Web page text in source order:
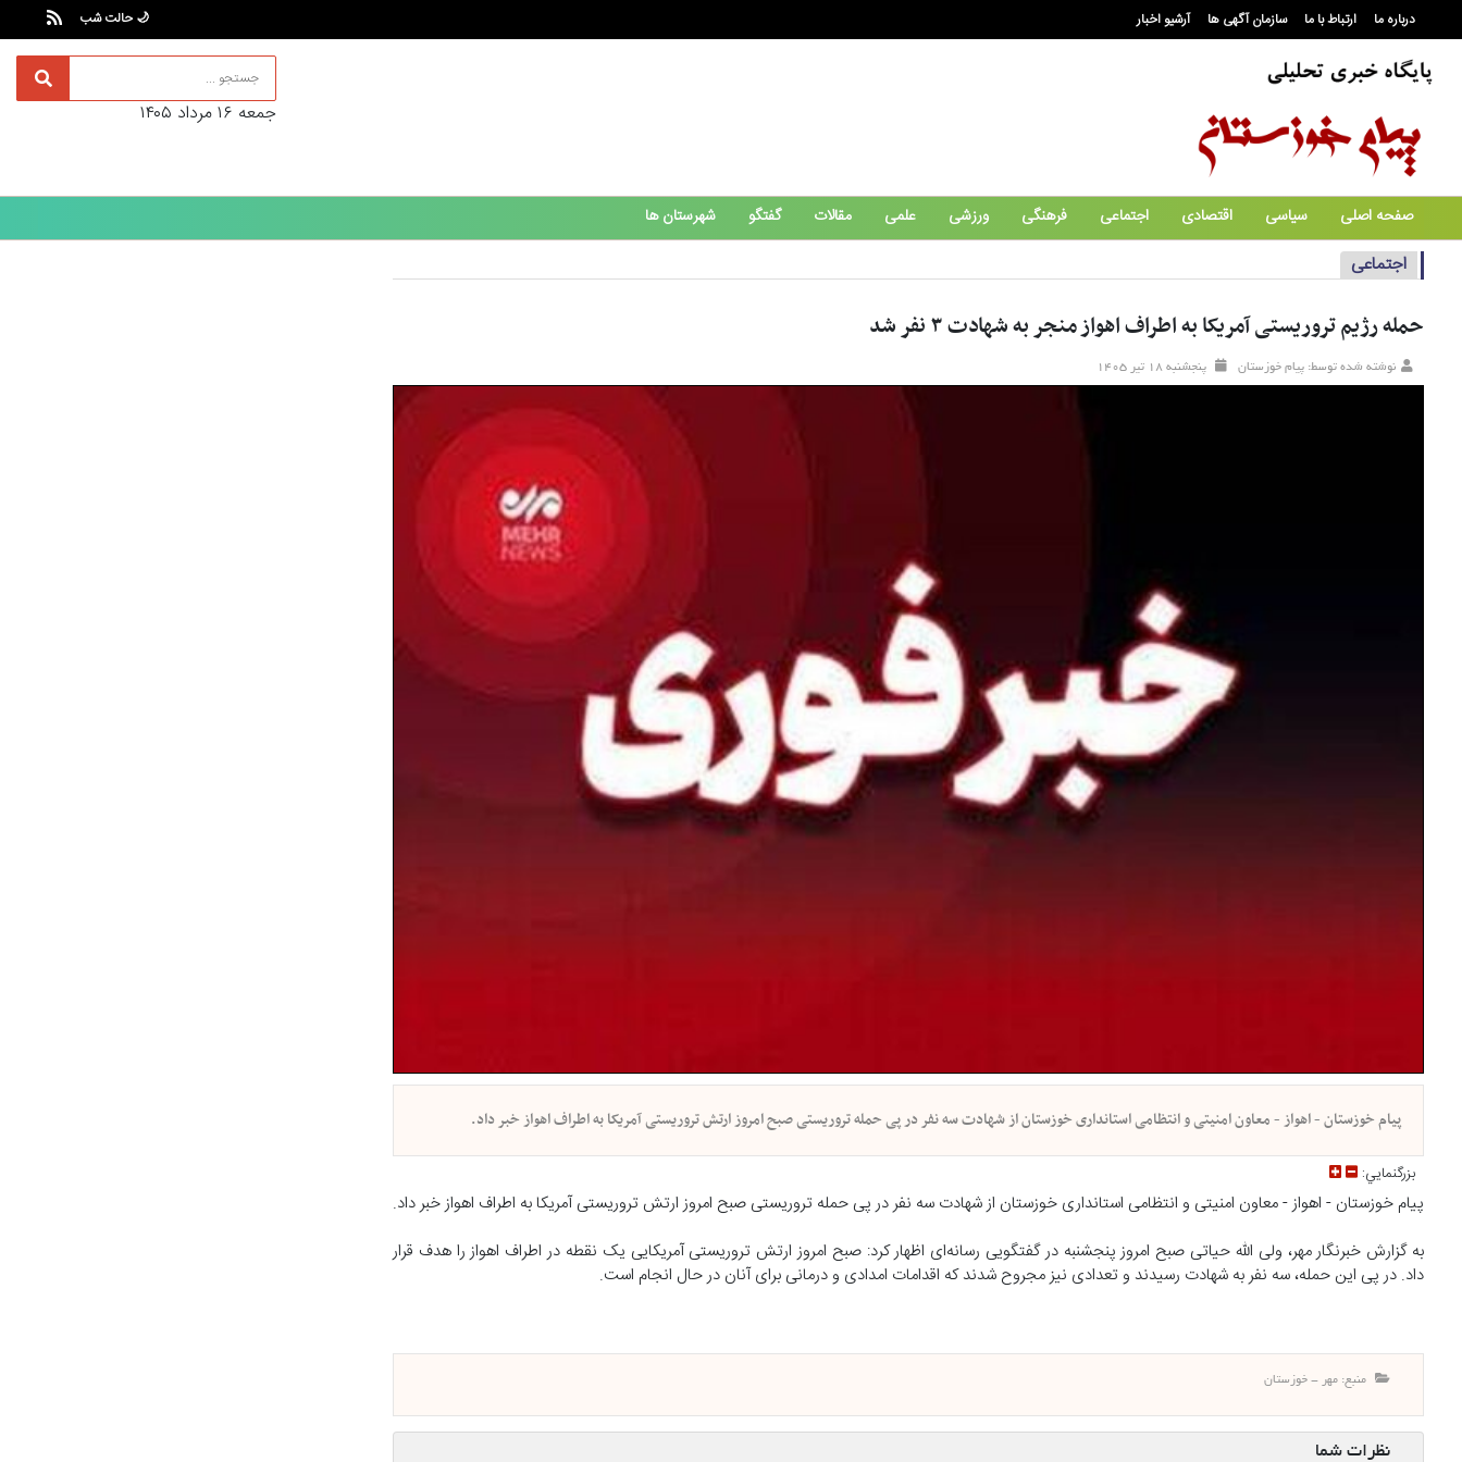
درباره ما ارتباط با ما سازمان آگهی ها آرشیو اخبار 🌙 حالت شب
جمعه ۱۶ مرداد ۱۴۰۵
صفحه اصلی سیاسی اقتصادی اجتماعی فرهنگی ورزشی علمی مقالات گفتگو شهرستان ها
اجتماعی
حمله رژیم تروریستی آمریکا به اطراف اهواز منجر به شهادت ۳ نفر شد
نوشته شده توسط: پیام خوزستان پنجشنبه ۱۸ تير ۱۴۰۵
پیام خوزستان - اهواز - معاون امنیتی و انتظامی استانداری خوزستان از شهادت سه نفر در پی حمله تروریستی صبح امروز ارتش تروریستی آمریکا به اطراف اهواز خبر داد.
بزرگنمايي:
پیام خوزستان - اهواز - معاون امنیتی و انتظامی استانداری خوزستان از شهادت سه نفر در پی حمله تروریستی صبح امروز ارتش تروریستی آمریکا به اطراف اهواز خبر داد.
به گزارش خبرنگار مهر، ولی الله حیاتی صبح امروز پنجشنبه در گفتگویی رسانه‌ای اظهار کرد: صبح امروز ارتش تروریستی آمریکایی یک نقطه در اطراف اهواز را هدف قرار
داد. در پی این حمله، سه نفر به شهادت رسیدند و تعدادی نیز مجروح شدند که اقدامات امدادی و درمانی برای آنان در حال انجام است.
منبع: مهر - خوزستان
نظرات شما